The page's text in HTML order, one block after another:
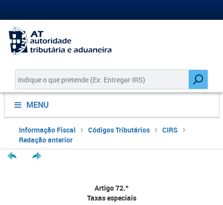
MENU
Informação Fiscal Códigos Tributários
CIRS
Redação anterior
Artigo 72.º
Taxas especiais